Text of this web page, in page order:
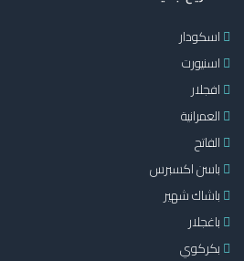
اسكودار
اسنيورت
افجلار
العمرانية
الفاتح
باسن اكسبرس
باشاك شهير
باغجلار
بكركوي